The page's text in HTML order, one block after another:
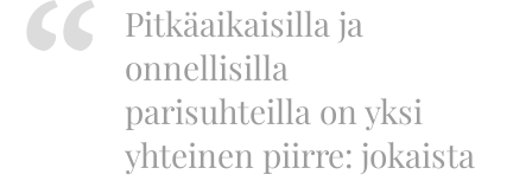
Pitkäaikaisilla ja
onnellisilla
parisuhteilla on yksi
yhteinen piirre: jokaista